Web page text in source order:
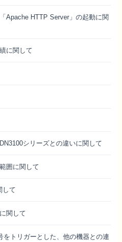
Apache HTTP Server」の起動に関
に関して
シリーズとの違いに関して
囲に関して
して
関して
をトリガーとした、他の機器との連